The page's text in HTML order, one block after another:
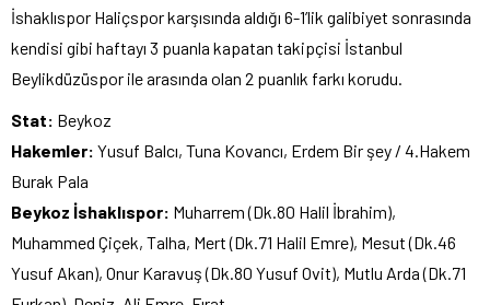
İshaklıspor Haliçspor karşısında aldığı 6-1’lik galibiyet sonrasında
kendisi gibi haftayı 3 puanla kapatan takipçisi İstanbul
Beylikdüzüspor ile arasında olan 2 puanlık farkı korudu.
Stat: Beykoz
Hakemler: Yusuf Balcı, Tuna Kovancı, Erdem Bir şey / 4.Hakem
Burak Pala
Beykoz İshaklıspor: Muharrem (Dk.80 Halil İbrahim),
Muhammed Çiçek, Talha, Mert (Dk.71 Halil Emre), Mesut (Dk.46
Yusuf Akan), Onur Karavuş (Dk.80 Yusuf Ovit), Mutlu Arda (Dk.71